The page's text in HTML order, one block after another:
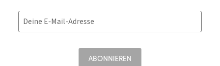
Deine E-Mail-Adresse
ABONNIEREN